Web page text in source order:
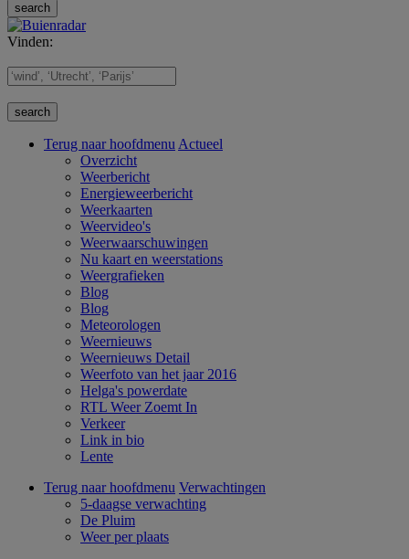
Vinden:
Terug naar hoofdmenu Actueel
Overzicht
Weerbericht
Energieweerbericht
Weerkaarten
Weervideo's
Weerwaarschuwingen
Nu kaart en weerstations
Weergrafieken
Blog
Blog
Meteorologen
Weernieuws
Weernieuws Detail
Weerfoto van het jaar 2016
Helga's powerdate
RTL Weer Zoemt In
Verkeer
Link in bio
Lente
Terug naar hoofdmenu Verwachtingen
5-daagse verwachting
De Pluim
Weer per plaats